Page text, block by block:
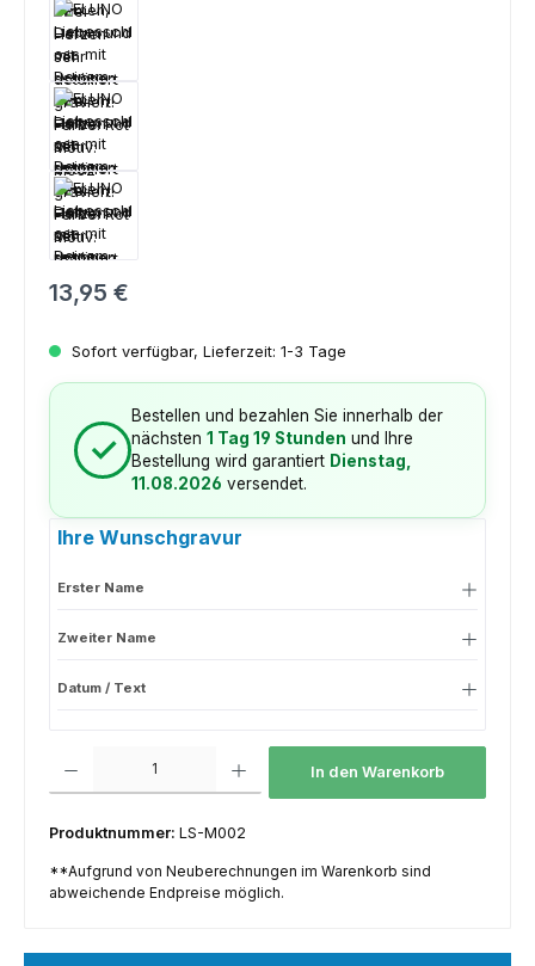
Regulärer Preis:
13,95 €
Sofort verfügbar, Lieferzeit: 1-3 Tage
✓
Bestellen und bezahlen Sie innerhalb der
nächsten 1 Tag 19 Stunden und Ihre
Bestellung wird garantiert Dienstag,
11.08.2026 versendet.
Ihre Wunschgravur
Erster Name
Zweiter Name
Datum / Text
In den Warenkorb
Produktnummer: LS-M002
**Aufgrund von Neuberechnungen im Warenkorb sind
abweichende Endpreise möglich.